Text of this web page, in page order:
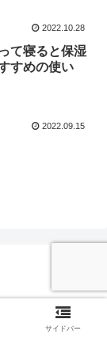
2022.10.28
て寝ると保湿
すめの使い
2022.09.15
サイドバー